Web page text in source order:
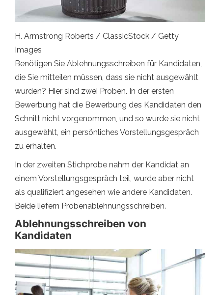
H. Armstrong Roberts / ClassicStock / Getty
Images
Benötigen Sie Ablehnungsschreiben für Kandidaten,
die Sie mitteilen müssen, dass sie nicht ausgewählt
wurden? Hier sind zwei Proben. In der ersten
Bewerbung hat die Bewerbung des Kandidaten den
Schnitt nicht vorgenommen, und so wurde sie nicht
ausgewählt, ein persönliches Vorstellungsgespräch
zu erhalten.
In der zweiten Stichprobe nahm der Kandidat an
einem Vorstellungsgespräch teil, wurde aber nicht
als qualifiziert angesehen wie andere Kandidaten.
Beide liefern Probenablehnungsschreiben.
Ablehnungsschreiben von
Kandidaten